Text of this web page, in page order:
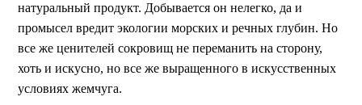
натуральный продукт. Добывается он нелегко, да и
промысел вредит экологии морских и речных глубин. Но
все же ценителей сокровищ не переманить на сторону,
хоть и искусно, но все же выращенного в искусственных
условиях жемчуга.